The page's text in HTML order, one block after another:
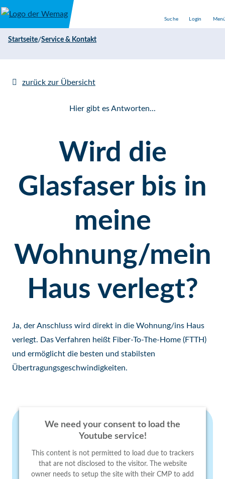
Direkt zum Inhalt
Suche Login
Startseite/Service & Kontakt
zurück zur Übersicht
Hier gibt es Antworten...
Wird die
Glasfaser bis in
meine
Wohnung/mein
Haus verlegt?
Ja, der Anschluss wird direkt in die Wohnung/ins Haus
verlegt. Das Verfahren heißt Fiber-To-The-Home (FTTH)
und ermöglicht die besten und stabilsten
Übertragungsgeschwindigkeiten.
We need your consent to load the
Youtube service!
This content is not permitted to load due to trackers
that are not disclosed to the visitor. The website
owner needs to setup the site with their CMP to add